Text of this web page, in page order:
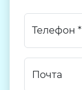
Телефон *
Почта